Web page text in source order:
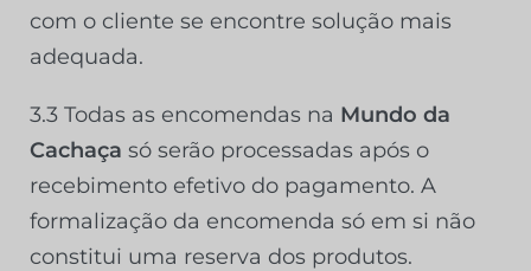
com o cliente se encontre solução mais
adequada.
3.3 Todas as encomendas na Mundo da
Cachaça só serão processadas após o
recebimento efetivo do pagamento. A
formalização da encomenda só em si não
constitui uma reserva dos produtos.